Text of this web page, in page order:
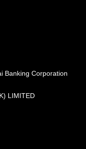
Banking Corporation
LIMITED